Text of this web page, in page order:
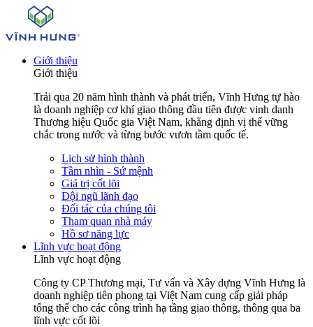
Giới thiệu
Giới thiệu
Trải qua 20 năm hình thành và phát triển, Vĩnh Hưng tự hào
là doanh nghiệp cơ khí giao thông đầu tiên được vinh danh
Thương hiệu Quốc gia Việt Nam, khẳng định vị thế vững
chắc trong nước và từng bước vươn tầm quốc tế.
Lịch sử hình thành
Tầm nhìn - Sứ mệnh
Giá trị cốt lõi
Đội ngũ lãnh đạo
Đối tác của chúng tôi
Tham quan nhà máy
Hồ sơ năng lực
Lĩnh vực hoạt động
Lĩnh vực hoạt động
Công ty CP Thương mại, Tư vấn và Xây dựng Vĩnh Hưng là
doanh nghiệp tiên phong tại Việt Nam cung cấp giải pháp
tổng thể cho các công trình hạ tầng giao thông, thông qua ba
lĩnh vực cốt lõi